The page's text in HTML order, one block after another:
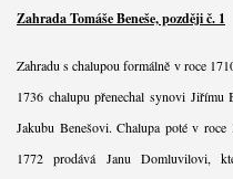
Zahrada Tomáše Beneše, později č. 1
Zahradu s chalupou formálně v roce
1736 chalupu přenechal synovi
Jakubu Benešovi. Chalupa poté v
1772 prodává Janu Domluvilovi,